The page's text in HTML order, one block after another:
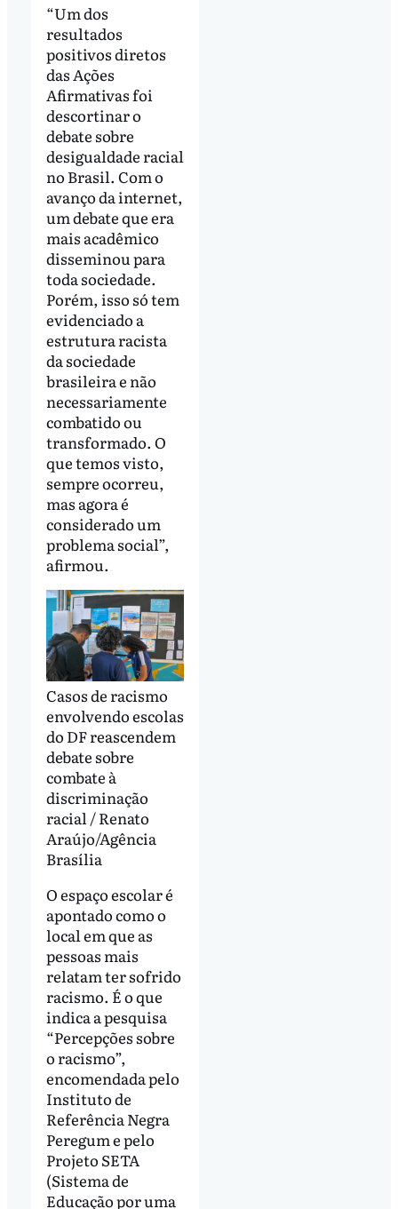
“Um dos
resultados
positivos diretos
das Ações
Afirmativas foi
descortinar o
debate sobre
desigualdade racial
no Brasil. Com o
avanço da internet,
um debate que era
mais acadêmico
disseminou para
toda sociedade.
Porém, isso só tem
evidenciado a
estrutura racista
da sociedade
brasileira e não
necessariamente
combatido ou
transformado. O
que temos visto,
sempre ocorreu,
mas agora é
considerado um
problema social”,
afirmou.
Casos de racismo
envolvendo escolas
do DF reascendem
debate sobre
combate à
discriminação
racial / Renato
Araújo/Agência
Brasília
O espaço escolar é
apontado como o
local em que as
pessoas mais
relatam ter sofrido
racismo. É o que
indica a pesquisa
“Percepções sobre
o racismo”,
encomendada pelo
Instituto de
Referência Negra
Peregum e pelo
Projeto SETA
(Sistema de
Educação por uma